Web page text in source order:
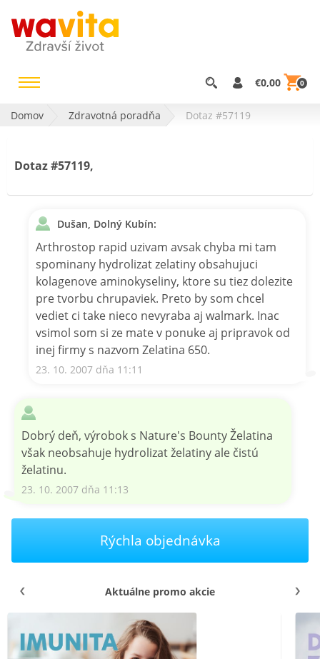
€0,00 0
Domov Zdravotná poradňa Dotaz #57119
Dotaz #57119,
Dušan, Dolný Kubín:
Arthrostop rapid uzivam avsak chyba mi tam
spominany hydrolizat zelatiny obsahujuci
kolagenove aminokyseliny, ktore su tiez dolezite
pre tvorbu chrupaviek. Preto by som chcel
vediet ci take nieco nevyraba aj walmark. Inac
vsimol som si ze mate v ponuke aj pripravok od
inej firmy s nazvom Zelatina 650.
23. 10. 2007 dňa 11:11
Dobrý deň, výrobok s Nature's Bounty Želatina
však neobsahuje hydrolizat želatiny ale čistú
želatinu.
23. 10. 2007 dňa 11:13
Rýchla objednávka
Aktuálne promo akcie